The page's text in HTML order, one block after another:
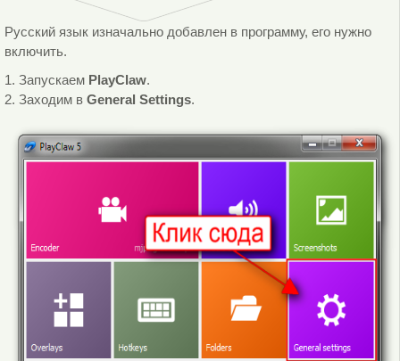
Русский язык изначально добавлен в программу, его нужно
включить.
1. Запускаем PlayClaw.
2. Заходим в General Settings.